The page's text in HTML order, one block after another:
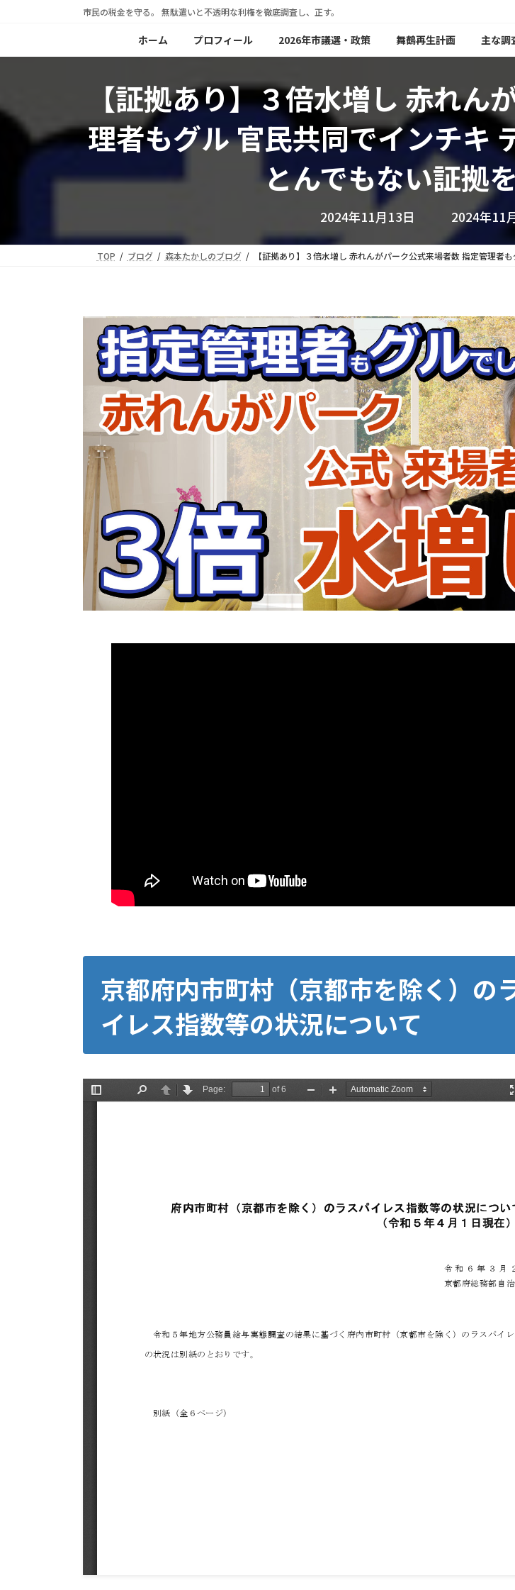
へ
ョ
市民の税金を守る。 無駄遣いと不透明な利権を徹底調査し、正す。
ホーム プロフィール 2026年市議選・政策 舞鶴再生計画 主な調
【証拠あり】３倍水増し 赤れ
理者もグル 官民共同でインチキ
とんでもない証拠
2024年11月13日 最
終
更
新
日
2024年11
TOP ブログ 森本たかしのブログ 【証拠あり】３倍水増し 赤れんがパーク公式来場者数 指定管理者
京都府内市町村（京都市を除く）の
イレス指数等の状況について